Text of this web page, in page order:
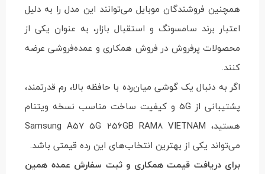
همچنین فروشندگان موبایل می‌توانند این مدل را به دلیل
اعتبار برند سامسونگ و استقبال بازار، به عنوان یکی از
محصولات پرفروش در فروش همکاری و عمده‌فروشی عرضه
کنند.
اگر به دنبال یک گوشی میان‌رده با حافظه بالا، رم قدرتمند،
پشتیبانی از 5G و کیفیت ساخت مناسب نسخه ویتنام
هستید، Samsung A57 5G 256GB RAM8 VIETNAM
می‌تواند یکی از بهترین انتخاب‌های این رده قیمتی باشد.
برای دریافت قیمت همکاری و ثبت سفارش عمده همین